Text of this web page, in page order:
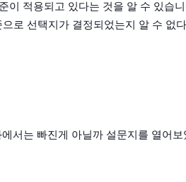
이 적용되고 있다는 것을 알 수 있습
로 선택지가 결정되었는지 알 수 없
서는 빠진게 아닐까 설문지를 열어